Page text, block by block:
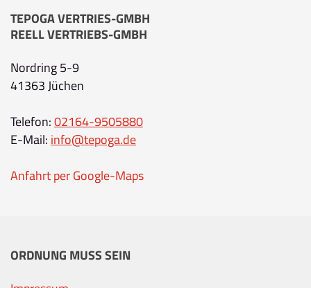
TEPOGA VERTRIES-GMBH
REELL VERTRIEBS-GMBH
Nordring 5-9
41363 Jüchen
Telefon:02164-9505880
E-Mail: info@tepoga.de
Anfahrt per Google-Maps
ORDNUNG MUSS SEIN